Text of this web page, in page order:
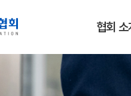
협회 소